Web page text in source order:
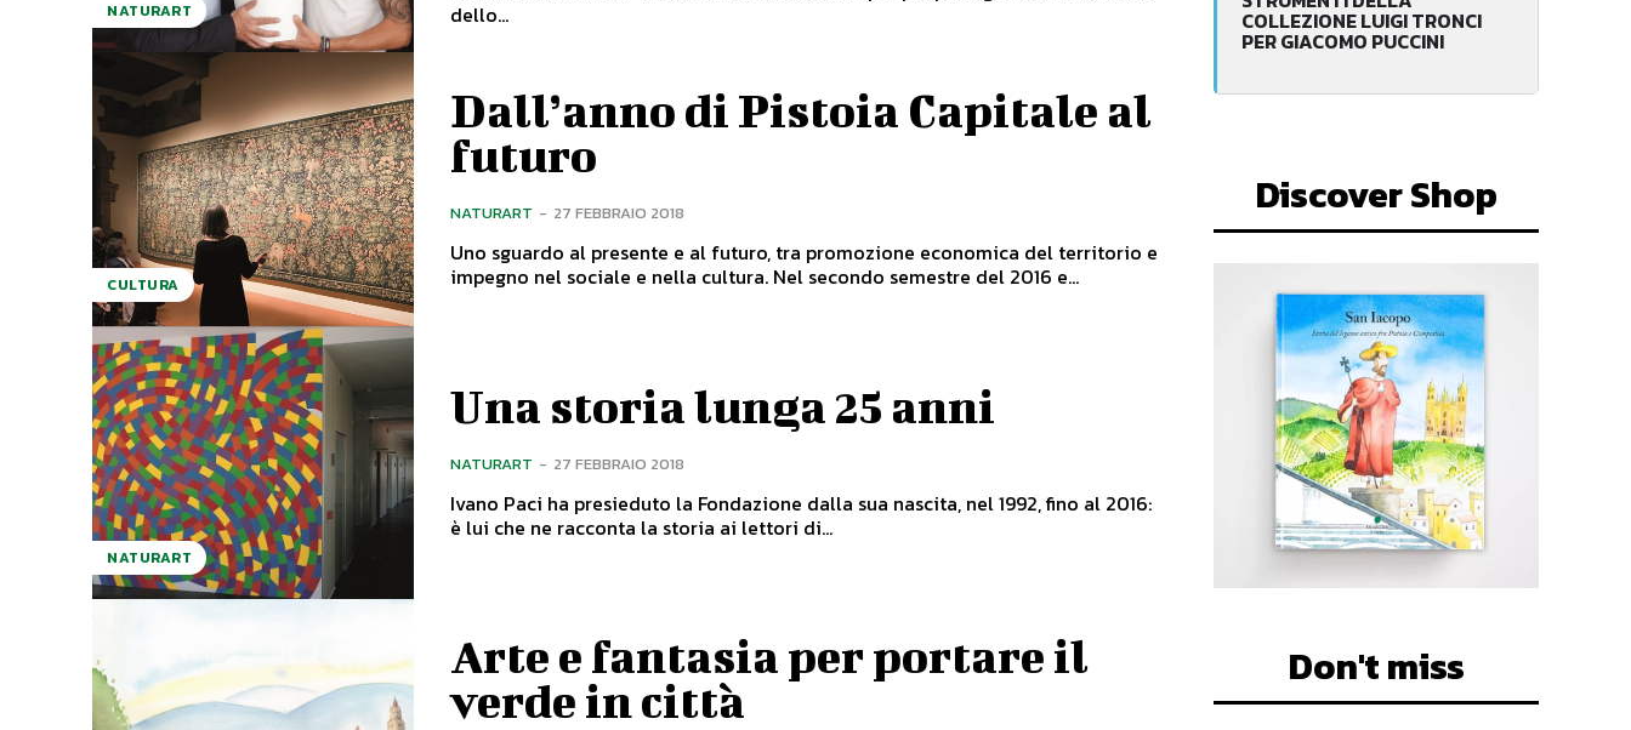
NATURART
dello...
CULTURA
Dall’anno di Pistoia Capitale al
futuro
NATURART - 27 FEBBRAIO 2018
Uno sguardo al presente e al futuro, tra promozione economica del territorio e
impegno nel sociale e nella cultura. Nel secondo semestre del 2016 e...
NATURART
Una storia lunga 25 anni
NATURART - 27 FEBBRAIO 2018
Ivano Paci ha presieduto la Fondazione dalla sua nascita, nel 1992, fino al 2016:
è lui che ne racconta la storia ai lettori di...
Arte e fantasia per portare il
verde in città
COLLEZIONE LUIGI TRONCI
PER GIACOMO PUCCINI
Discover Shop
Don't miss